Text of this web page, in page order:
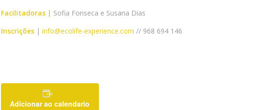
Facilitadoras | Sofia Fonseca e Susana Dias
Inscrições | info@ecolife-experience.com // 968 694 146
Adicionar ao calendario